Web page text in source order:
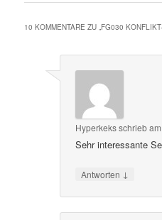
10 KOMMENTARE ZU „FG030
Hyperkeksschrieb
Sehr interessante
Antworten ↓